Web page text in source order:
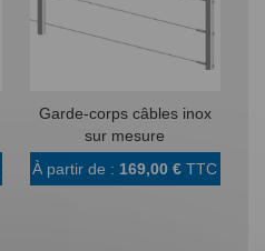
Garde-corps câbles inox
sur mesure
À partir de : 169,00 € TTC